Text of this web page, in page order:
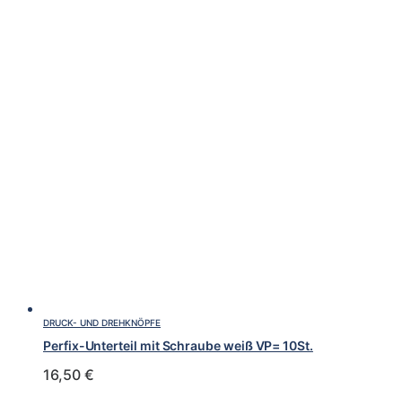
DRUCK- UND DREHKNÖPFE
Perfix-Unterteil mit Schraube weiß VP= 10St.
16,50 €